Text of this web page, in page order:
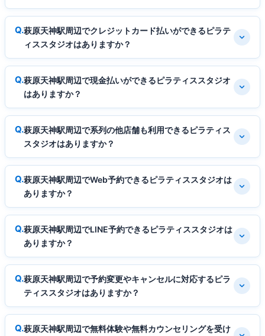
萩原天神駅周辺でクレジットカード払いができるピラテ
ィススタジオはありますか？
萩原天神駅周辺で現金払いができるピラティススタジオ
はありますか？
萩原天神駅周辺で系列の他店舗も利用できるピラティス
スタジオはありますか？
萩原天神駅周辺でWeb予約できるピラティススタジオは
ありますか？
萩原天神駅周辺でLINE予約できるピラティススタジオは
ありますか？
萩原天神駅周辺で予約変更やキャンセルに対応するピラ
ティススタジオはありますか？
萩原天神駅周辺で無料体験や無料カウンセリングを受け